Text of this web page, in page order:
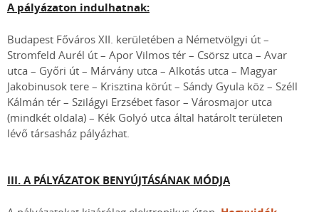
A pályázaton indulhatnak:
Budapest Főváros XII. kerületében a Németvölgyi út –
Stromfeld Aurél út – Apor Vilmos tér – Csörsz utca – Avar
utca – Győri út – Márvány utca – Alkotás utca – Magyar
Jakobinusok tere – Krisztina körút – Sándy Gyula köz – Széll
Kálmán tér – Szilágyi Erzsébet fasor – Városmajor utca
(mindkét oldala) – Kék Golyó utca által határolt területen
lévő társasház pályázhat.
III. A PÁLYÁZATOK BENYÚJTÁSÁNAK MÓDJA